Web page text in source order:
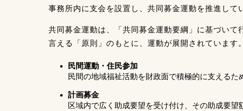
事務所内に支会を設置し、共同募金運動を推進して
共同募金運動は、「共同募金運動要綱」に基づい
言える「原則」のもとに、運動が展開されています。
民間運動・住民参加
民間の地域福祉活動を財政面で積極的に支えるた
計画募金
区域内で広く助成要望を受け付け、その助成要